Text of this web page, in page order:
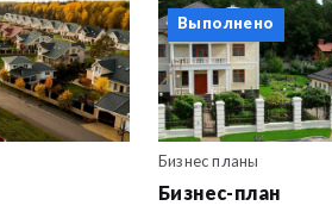
Выполнено
Бизнес планы
Бизнес-план